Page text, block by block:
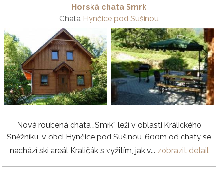
Horská chata Smrk
Chata Hynčice pod Sušinou
Nová roubená chata „Smrk” leží v oblasti Králického
Sněžníku, v obci Hynčice pod Sušinou. 600m od chaty se
nachází ski areál Kraličák s vyžitím, jak v... zobrazit detail